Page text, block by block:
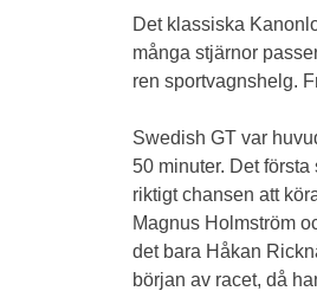
Det klassiska
många stjärnor
ren sportvagnshelg.
Swedish GT var
50 minuter. Det
riktigt chansen att
Magnus Holmström
det bara Håkan
början av racet, då